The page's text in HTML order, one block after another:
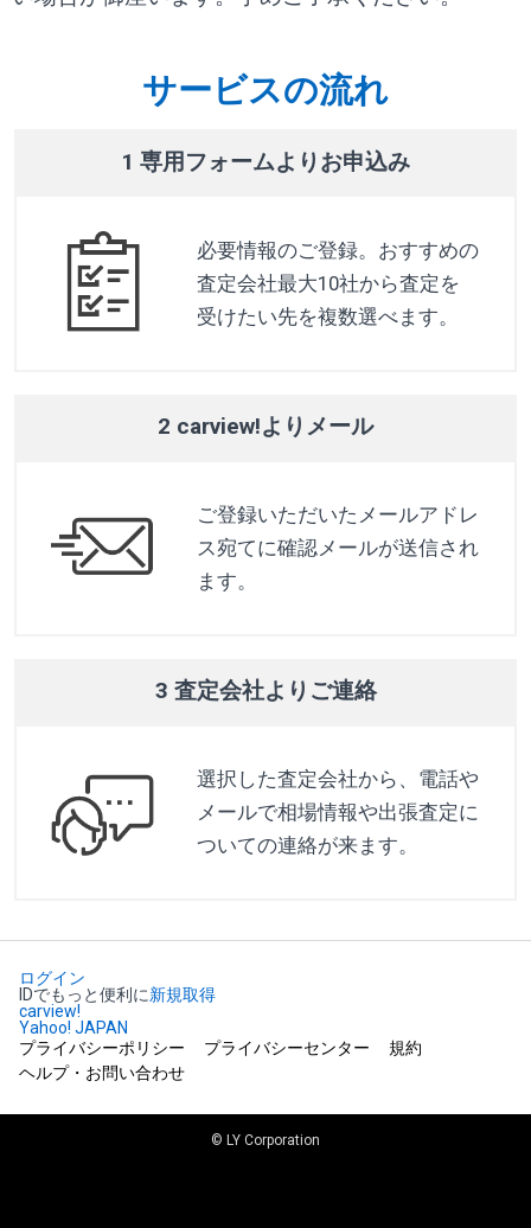
サービスの流れ
1 専用フォームよりお申込み
必要情報のご登録。おすすめの
査定会社最大10社から査定を
受けたい先を複数選べます。
2 carview!よりメール
ご登録いただいたメールアドレ
ス宛てに確認メールが送信され
ます。
3 査定会社よりご連絡
選択した査定会社から、電話や
メールで相場情報や出張査定に
ついての連絡が来ます。
ログイン
IDでもっと便利に新規取得
carview!
Yahoo! JAPAN
プライバシーポリシー
プライバシーセンター
規約
ヘルプ・お問い合わせ
© LY Corporation